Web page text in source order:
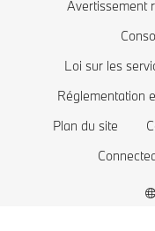
BMW Série 1
La famille BMW X1
BMW M
Voitures électriques
Avertissement
Loi sur les
Réglementation
Plan du site